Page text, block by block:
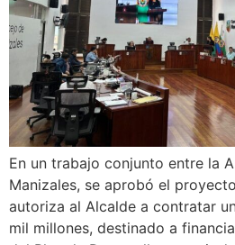
En un trabajo conjunto entre la
Manizales, se aprobó el
autoriza al Alcalde a contratar
mil millones, destinado a